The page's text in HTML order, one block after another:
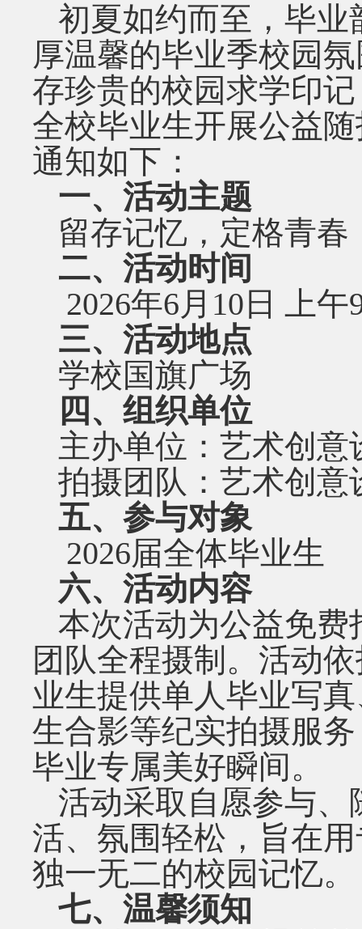
初夏如约而至，毕
厚温馨的毕业季校园
存珍贵的校园求学印
全校毕业生开展公益
通知如下：
一、活动主题
留存记忆，定格青春
二、活动时间
2026年6月 10 日 上午
三、活动地点
学校国旗广场
四、组织单位
主办单位：艺术创意
拍摄团队：艺术创
五、参与对象
2026届全体毕业生
六、活动内容
本次活动为公益免
团队全程摄制。活动
业生提供单人毕业写
生合影等纪实拍摄服
毕业专属美好瞬间。
活动采取自愿参与
活、氛围轻松，旨在
独一无二的校园记忆。
七、温馨须知